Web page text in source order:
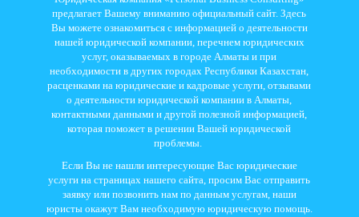
предлагает Вашему вниманию официальный сайт. Здесь
Вы можете ознакомиться с информацией о деятельности
нашей юридической компании, перечнем юридических
услуг, оказываемых в городе Алматы и при
необходимости в других городах Республики Казахстан,
расценками на юридические и кадровые услуги, отзывами
о деятельности юридической компании в Алматы,
контактными данными и другой полезной информацией,
которая поможет в решении Вашей юридической
проблемы.
Если Вы не нашли интересующие Вас юридические
услуги на страницах нашего сайта, просим Вас отправить
заявку или позвонить нам по данным услугам, наши
юристы окажут Вам необходимую юридическую помощь.